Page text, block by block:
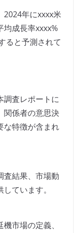
2024年にxxxx米
均成長率xxxx%
ると予測されて
調査レポートに
関係者の意思決
な特徴が含まれ
査結果、市場動
ています。
市場の定義、